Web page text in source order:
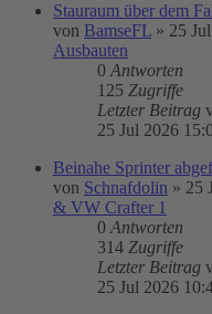
Stauraum über dem
von BamseFL » 25
Ausbauten
0 Antworten
125 Zugriffe
Letzter Beitrag
25 Jul 2026
Beinahe Sprinter
von Schnafdolin » 25
& VW Crafter 1
0 Antworten
314 Zugriffe
Letzter Beitrag
25 Jul 2026